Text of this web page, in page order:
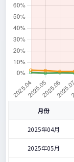
月份
2025年04月
2025年05月